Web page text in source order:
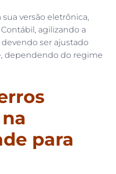
versão eletrônica,
agilizando a
ser ajustado
dependendo do regime
para